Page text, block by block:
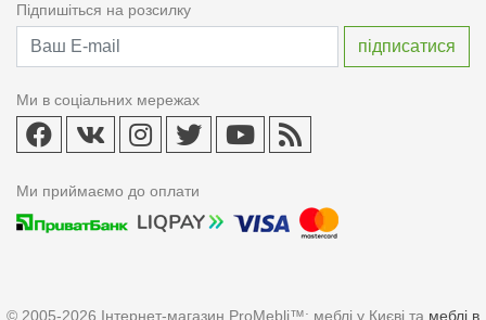
Підпишіться на розсилку
Ми в соціальних мережах
Ми приймаємо до оплати
© 2005-2026 Інтернет-магазин ProMebli™: меблі у Києві та меблі в